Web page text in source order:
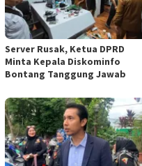
Server Rusak, Ketua DPRD
Minta Kepala Diskominfo
Bontang Tanggung Jawab